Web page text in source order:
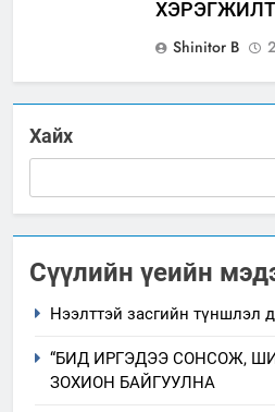
Shinitor B
Хайх
Сүүлийн үеийн
Нээлттэй засгийн түншлэл
“БИД ИРГЭДЭЭ СОНСОЖ,
ЗОХИОН БАЙГУУЛНА